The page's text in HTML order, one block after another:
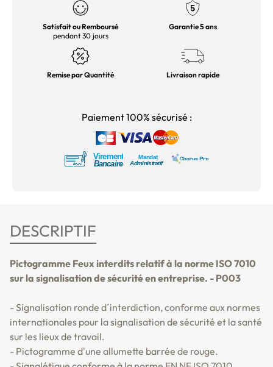
Satisfait ou Remboursé
pendant 30 jours
Garantie 5 ans
Remise par Quantité Livraison rapide
Paiement 100% sécurisé :
DESCRIPTIF
Pictogramme Feux interdits relatif à la norme ISO 7010
sur la signalisation de sécurité en entreprise. - P003
- Signalisation ronde d´interdiction, conforme aux normes
internationales pour la signalisation de sécurité et la santé
sur les lieux de travail.
- Pictogramme d'une allumette barrée de rouge.